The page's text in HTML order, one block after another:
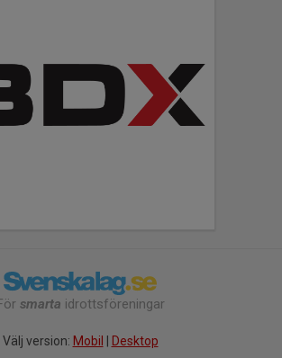
smarta idrottsföreningar
Välj version: Mobil | Desktop